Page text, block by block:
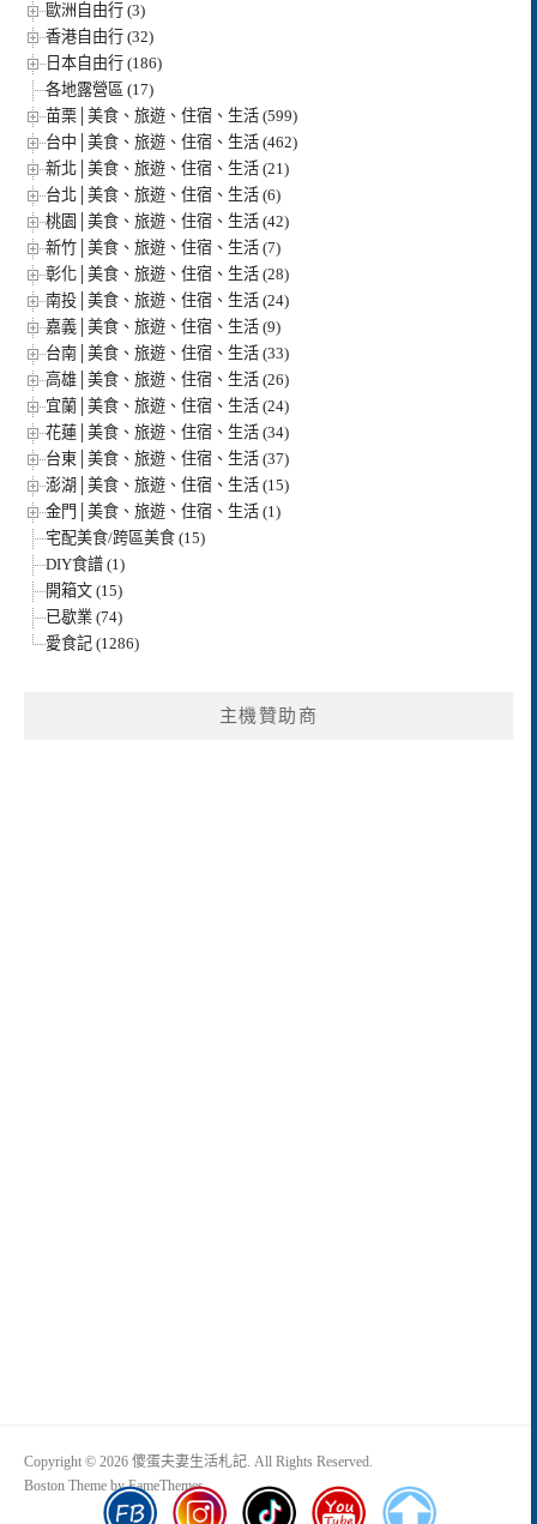
歐洲自由行 (3)
香港自由行 (32)
日本自由行 (186)
各地露營區 (17)
苗栗│美食、旅遊、住宿、生活 (599)
台中│美食、旅遊、住宿、生活 (462)
新北│美食、旅遊、住宿、生活 (21)
台北│美食、旅遊、住宿、生活 (6)
桃園│美食、旅遊、住宿、生活 (42)
新竹│美食、旅遊、住宿、生活 (7)
彰化│美食、旅遊、住宿、生活 (28)
南投│美食、旅遊、住宿、生活 (24)
嘉義│美食、旅遊、住宿、生活 (9)
台南│美食、旅遊、住宿、生活 (33)
高雄│美食、旅遊、住宿、生活 (26)
宜蘭│美食、旅遊、住宿、生活 (24)
花蓮│美食、旅遊、住宿、生活 (34)
台東│美食、旅遊、住宿、生活 (37)
澎湖│美食、旅遊、住宿、生活 (15)
金門│美食、旅遊、住宿、生活 (1)
宅配美食/跨區美食 (15)
DIY食譜 (1)
開箱文 (15)
已歇業 (74)
愛食記 (1286)
主機贊助商
Copyright © 2026 傻蛋夫妻生活札記. All Rights Reserved.
Boston Theme byFameThemes